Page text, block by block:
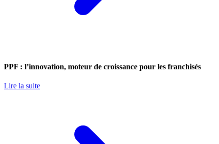
PPF : l’innovation, moteur de croissance pour les franchisés
Lire la suite